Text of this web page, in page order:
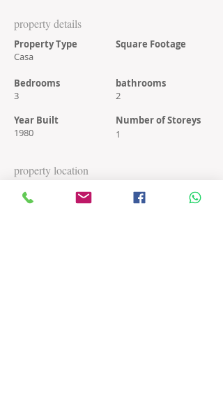
property details
Property Type
Casa
Bedrooms
3
Year Built
1980
Square Footage
bathrooms
2
Number of Storeys
1
property location